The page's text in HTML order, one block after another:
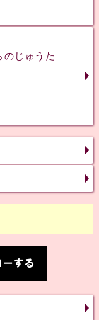
じゅうた...